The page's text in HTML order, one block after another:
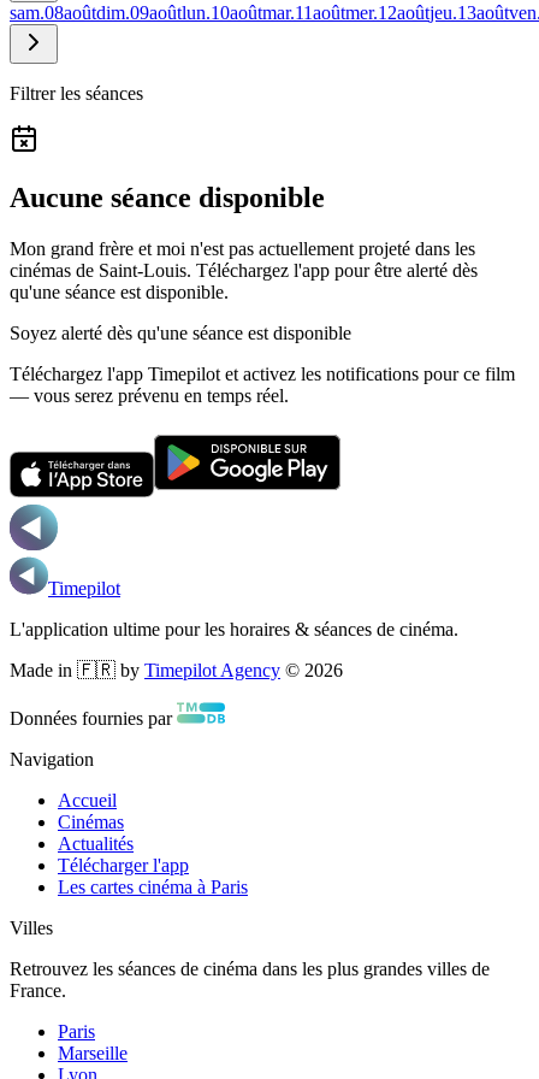
sam.08aoûtdim.09aoûtlun.10aoûtmar.11aoûtmer.12aoûtjeu.13août
Filtrer les séances
Aucune séance disponible
Mon grand frère et moi n'est pas actuellement projeté dans les
cinémas de Saint-Louis. Téléchargez l'app pour être alerté dès
qu'une séance est disponible.
Soyez alerté dès qu'une séance est disponible
Téléchargez l'app Timepilot et activez les notifications pour ce film
— vous serez prévenu en temps réel.
Timepilot
L'application ultime pour les horaires & séances de cinéma.
Made in 🇫🇷 by Timepilot Agency © 2026
Données fournies par
Navigation
Accueil
Cinémas
Actualités
Télécharger l'app
Les cartes cinéma à Paris
Villes
Retrouvez les séances de cinéma dans les plus grandes villes de
France.
Paris
Marseille
Lyon